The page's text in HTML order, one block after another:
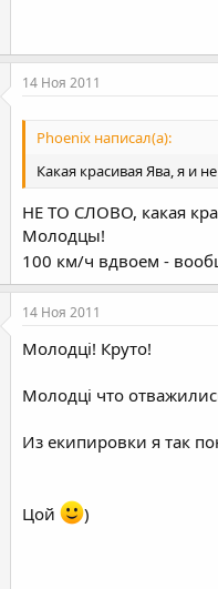
14 Ноя 2011
Phoenix написал(а):
Какая красивая Ява, я и
НЕ ТО СЛОВО, какая
Молодцы!
100 км/ч вдвоем -
14 Ноя 2011
Молодці! Круто!
Молодці что
Из екипировки я так
Цой )